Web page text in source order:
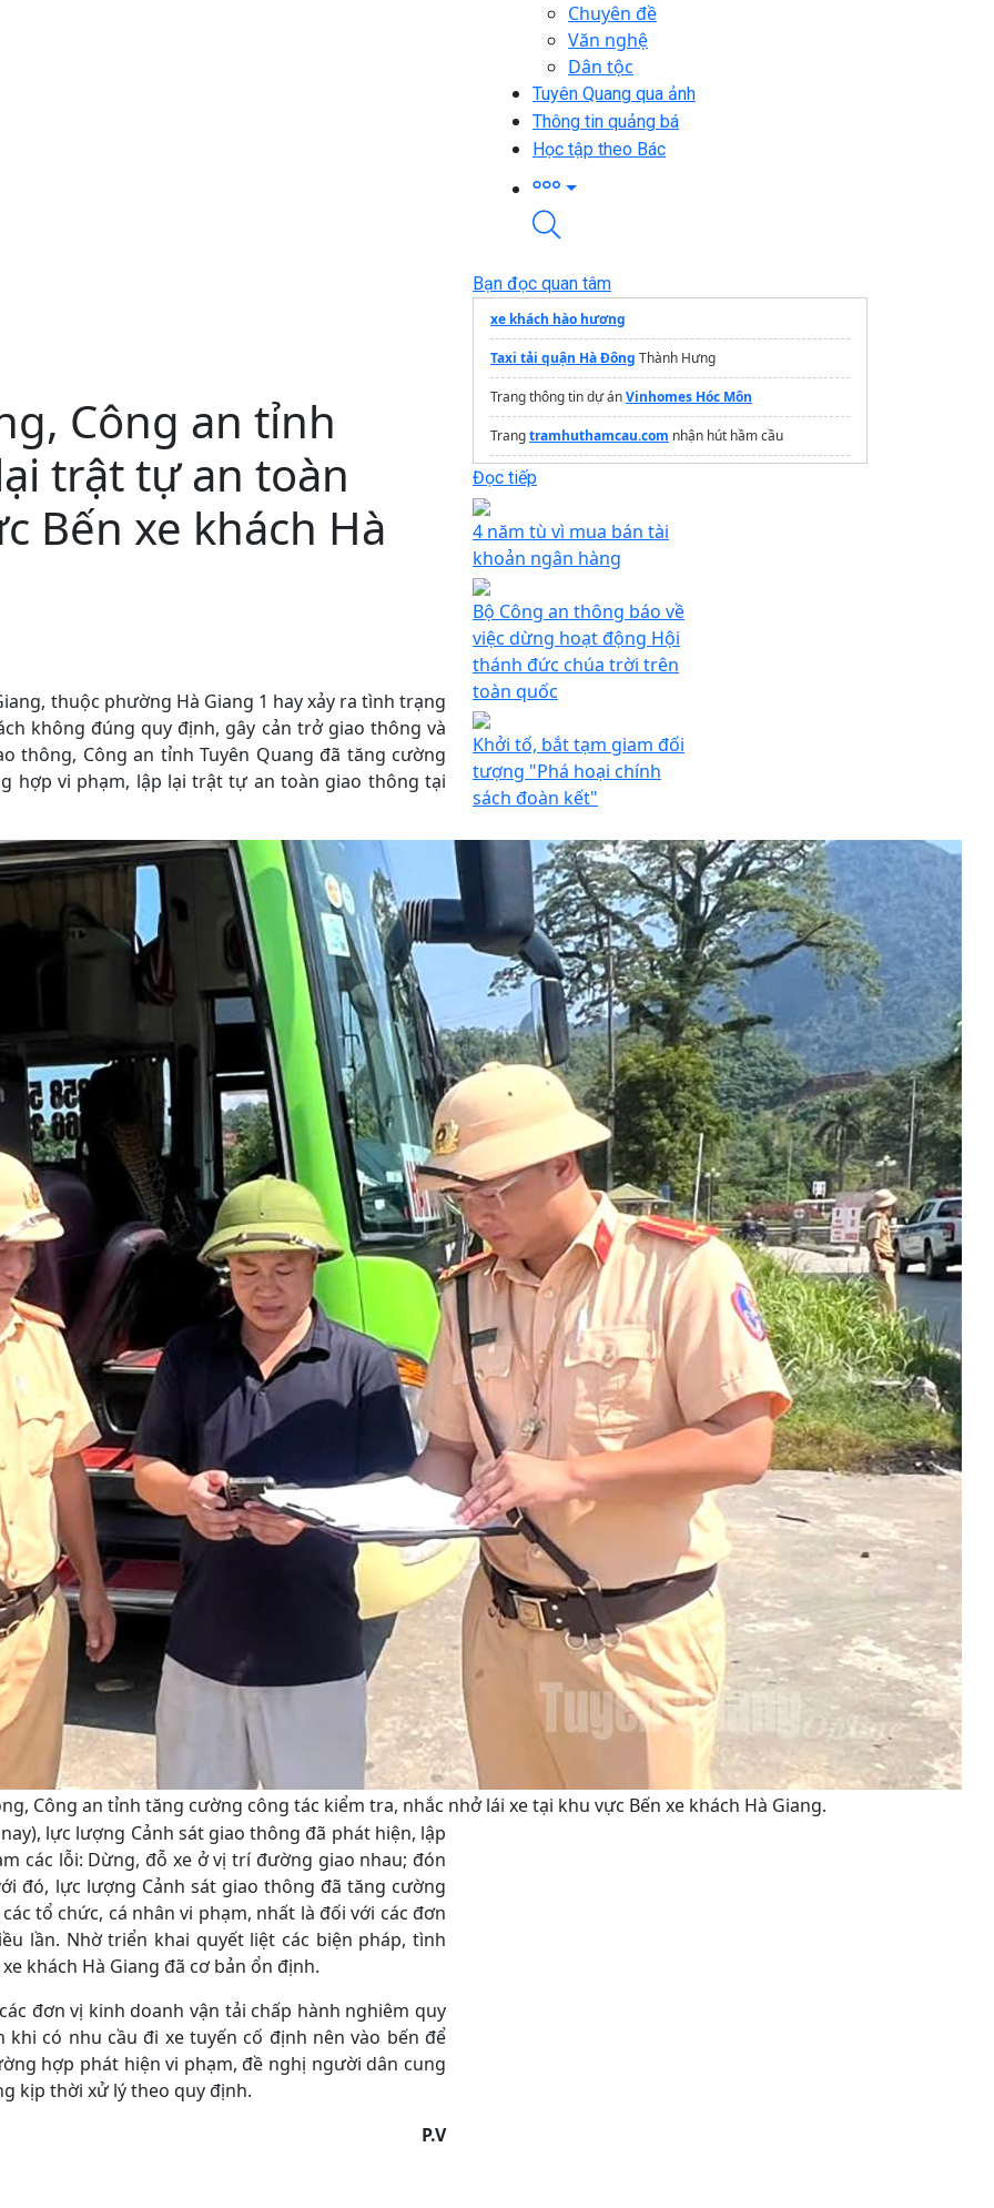
Chuyên đề
Văn nghệ
Dân tộc
Tuyên Quang qua ảnh
Thông tin quảng bá
Học tập theo Bác
Công an tỉnh
trật tự an toàn
Bến xe khách Hà
thuộc phường Hà Giang 1 hay xảy ra tình trạng
không đúng quy định, gây cản trở giao thông và
thông, Công an tỉnh Tuyên Quang đã tăng cường
hợp vi phạm, lập lại trật tự an toàn giao thông tại
Công an tỉnh tăng cường công tác kiểm tra, nhắc nhở lái xe tại khu vực Bến xe khách Hà Giang.
lực lượng Cảnh sát giao thông đã phát hiện, lập
các lỗi: Dừng, đỗ xe ở vị trí đường giao nhau; đón
đó, lực lượng Cảnh sát giao thông đã tăng cường
tổ chức, cá nhân vi phạm, nhất là đối với các đơn
lần. Nhờ triển khai quyết liệt các biện pháp, tình
khách Hà Giang đã cơ bản ổn định.
đơn vị kinh doanh vận tải chấp hành nghiêm quy
có nhu cầu đi xe tuyến cố định nên vào bến để
hợp phát hiện vi phạm, đề nghị người dân cung
kịp thời xử lý theo quy định.
P.V
Bạn đọc quan tâm
xe khách hào hương
Taxi tải quận Hà Đông Thành Hưng
Trang thông tin dự ánVinhomes Hóc Môn
Trangtramhuthamcau.com nhận hút hầm cầu
Tra cứu
Đọc tiếp
4 năm tù vì mua bán tài
khoản ngân hàng
Bộ Công an thông báo về
việc dừng hoạt động Hội
thánh đức chúa trời trên
toàn quốc
Khởi tố, bắt tạm giam đối
tượng "Phá hoại chính
sách đoàn kết"